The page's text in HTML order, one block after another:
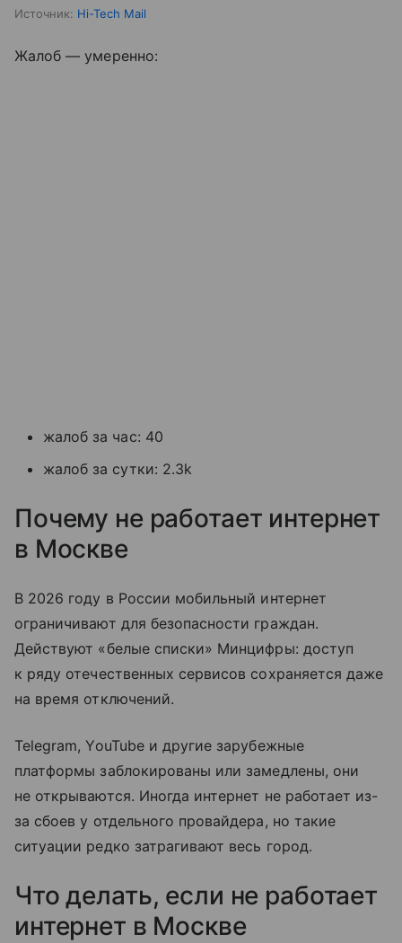
Источник: Hi-Tech Mail
Жалоб — умеренно:
жалоб за час: 40
жалоб за сутки: 2.3k
Почему не работает интернет
в Москве
В 2026 году в России мобильный интернет
ограничивают для безопасности граждан.
Действуют «белые списки» Минцифры: доступ
к ряду отечественных сервисов сохраняется даже
на время отключений.
Telegram, YouTube и другие зарубежные
платформы заблокированы или замедлены, они
не открываются. Иногда интернет не работает из-
за сбоев у отдельного провайдера, но такие
ситуации редко затрагивают весь город.
Что делать, если не работает
интернет в Москве